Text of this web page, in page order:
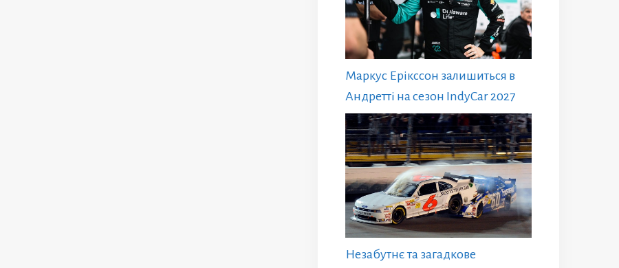
Маркус Ерікссон залишиться в
Андретті на сезон IndyCar 2027
Незабутнє та загадкове